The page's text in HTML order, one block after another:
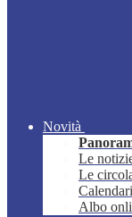
Novità
Le
Le
Albo